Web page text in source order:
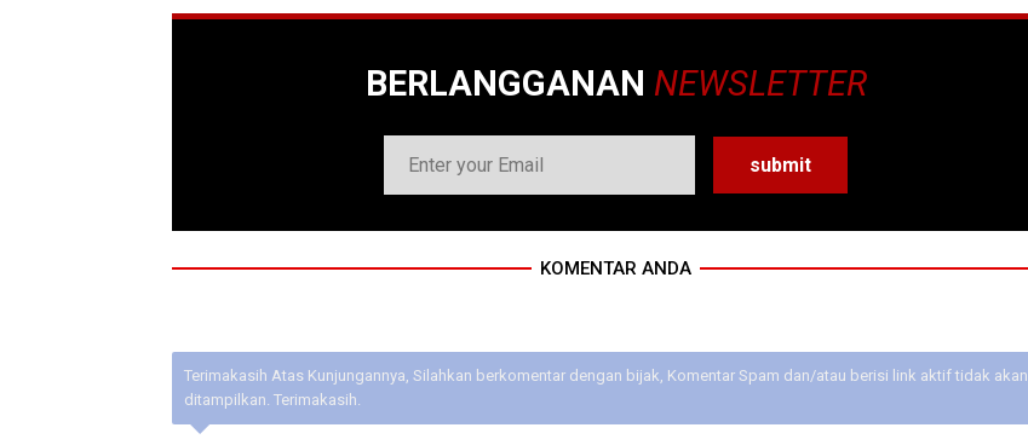
BERLANGGANAN NEWSLETTER
KOMENTAR ANDA
Terimakasih Atas Kunjungannya, Silahkan berkomentar dengan bijak, Komentar Spam dan/atau berisi link aktif tidak akan
ditampilkan. Terimakasih.